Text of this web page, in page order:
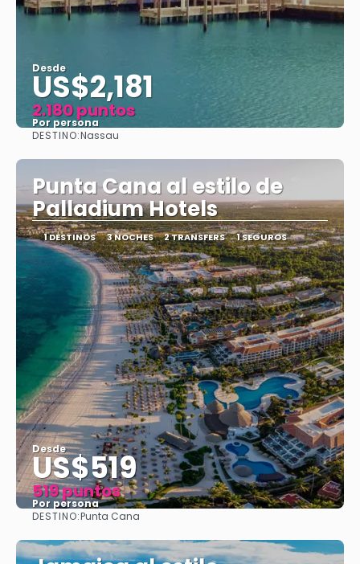
Desde
US$2,181
2.180 puntos
Por persona
DESTINO:Nassau
Punta Cana al estilo de
Palladium Hotels
1 DESTINOS 3 NOCHES 2 TRANSFERS 1 SEGUROS
Desde
US$519
519 puntos
Por persona
DESTINO:Punta Cana